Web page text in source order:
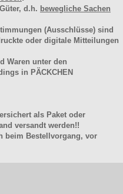
d.h. bewegliche Sachen
(Ausschlüsse) sind
oder digitale Mitteilungen
Waren unter den
in PÄCKCHEN
als Paket oder
versandt werden!!
beim Bestellvorgang, vor